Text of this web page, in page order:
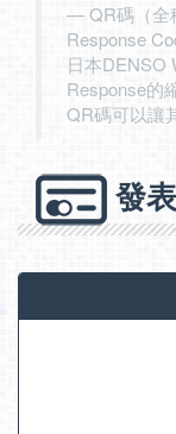
QR碼（全
Response
日本DENSO
Response的
QR碼可以讓
發